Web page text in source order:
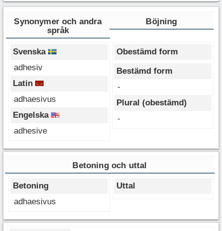
Synonymer och andra
språk
Böjning
Svenska
adhesiv
Latin
adhaesivus
Engelska
adhesive
Obestämd form
Bestämd form
-
Plural (obestämd)
-
Betoning och uttal
Betoning
adhaesịvus
Uttal